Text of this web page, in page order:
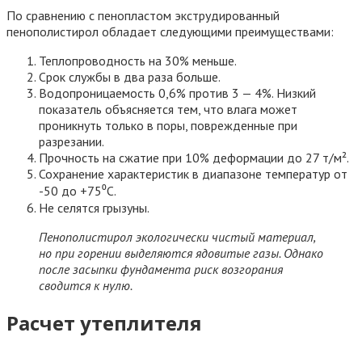
По сравнению с пенопластом экструдированный
пенополистирол обладает следующими преимуществами:
Теплопроводность на 30% меньше.
Срок службы в два раза больше.
Водопроницаемость 0,6% против 3 — 4%. Низкий
показатель объясняется тем, что влага может
проникнуть только в поры, поврежденные при
разрезании.
Прочность на сжатие при 10% деформации до 27 т/м².
Сохранение характеристик в диапазоне температур от
-50 до +75⁰C.
Не селятся грызуны.
Пенополистирол экологически чистый материал,
но при горении выделяются ядовитые газы. Однако
после засыпки фундамента риск возгорания
сводится к нулю.
Расчет утеплителя